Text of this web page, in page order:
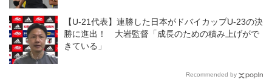
【U-21代表】連勝した日本がドバイカップU-23の決
勝に進出！ 大岩監督「成長のための積み上げがで
きている」
Recommended by